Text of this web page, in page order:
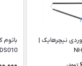
نیچرهایک |